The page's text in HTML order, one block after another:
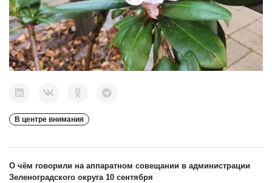
В центре внимания
О чём говорили на аппаратном совещании в администрации
Зеленоградского округа 10 сентября